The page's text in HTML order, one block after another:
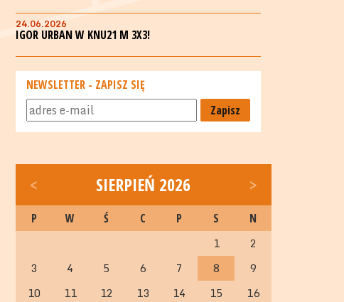
24.06.2026
IGOR URBAN W KNU21 M 3X3!
NEWSLETTER - ZAPISZ SIĘ
Zapisz
< SIERPIEŃ 2026 >
P W Ś C P S N
1
2
3
4 5 6 7 8
9
10
11 12 13 14 15
16